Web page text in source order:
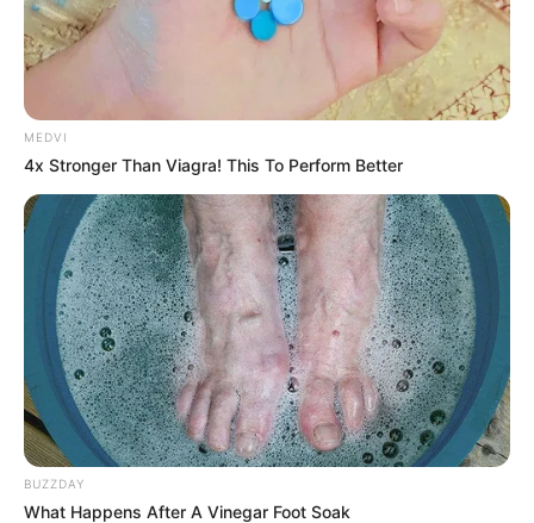
MEDVI
4x Stronger Than Viagra! This To Perform Better
BUZZDAY
What Happens After A Vinegar Foot Soak